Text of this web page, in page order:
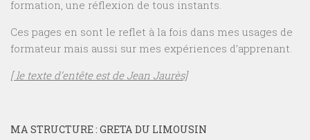
formation, une réflexion de tous instants.
Ces pages en sont le reflet à la fois dans mes usages de
formateur mais aussi sur mes expériences d’apprenant.
[ le texte d’entête est de Jean Jaurès]
MA STRUCTURE : GRETA DU LIMOUSIN